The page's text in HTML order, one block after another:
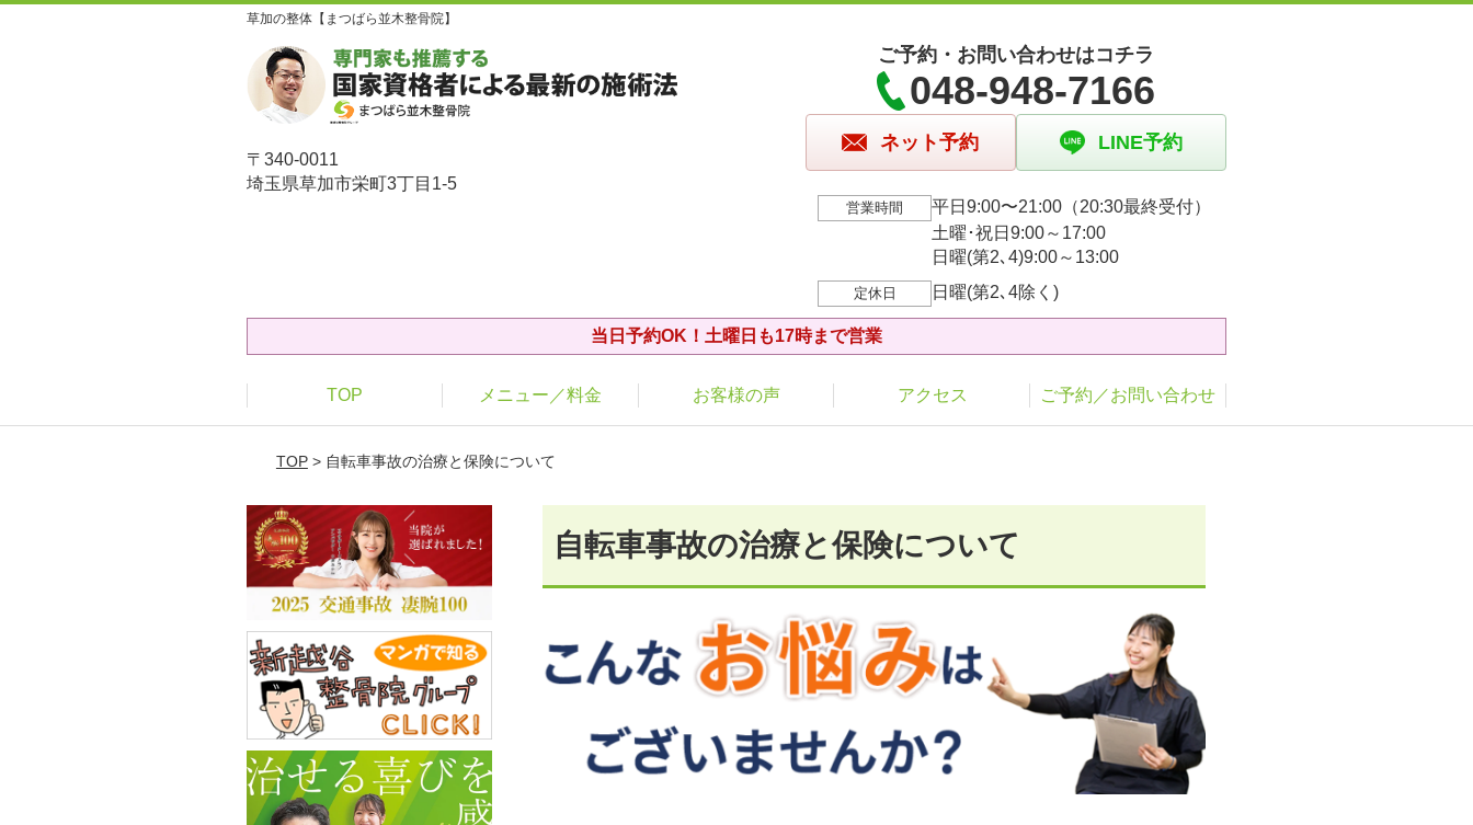
草加の整体【まつばら並木整骨院】
〒340-0011
埼玉県草加市栄町3丁目1-5
ご予約・お問い合わせはコチラ
048-948-7166
ネット予約 LINE予約
営業時間
平日9:00〜21:00（20:30最終受付）
土曜･祝日9:00～17:00
日曜(第2､4)9:00～13:00
定休日 日曜(第2､4除く)
当日予約OK！土曜日も17時まで営業
TOP メニュー／料金 お客様の声 アクセス ご予約／お問い合わせ
TOP> 自転車事故の治療と保険について
自転車事故の治療と保険について